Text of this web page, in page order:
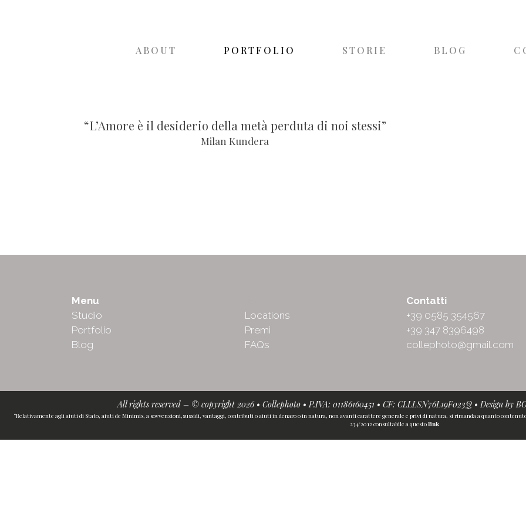
ABOUT PORTFOLIO STORIE BLOG
“L’Amore è il desiderio della metà perduta di noi stessi”
Milan Kundera
Menu
Studio
Portfolio
Blog
Locations
Premi
FAQs
Contatti
+39 0585 354567
+39 347 8396498
collephoto@gmail.com
All rights reserved – © copyright 2026 • Collephoto • P.IVA: 01186160451 • CF: CLLLSN76L19F023Q • Design by
“Relativamente agli aiuti di Stato, aiuti de Minimis, a sovvenzioni,sussidi, vantaggi, contributi o aiuti in denaro o in natura, non avanti carattere generale e privi di natura, si rimanda a quanto
234/2012 consultabile a questolink